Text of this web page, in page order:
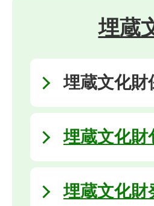
埋蔵
埋蔵文化財
埋蔵文化
埋蔵文化